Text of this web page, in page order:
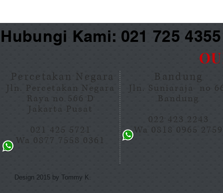
Kami: 021 725
Percetakan Negara
Jln. Percetakan Negara
Raya no 566 D
Jakarta Pusat
021 425 5721
Wa 0877 7558 0361
Bandung
Jln. Suniaraja no
Bandung
022 423 2243
Wa 0818 0965 2759
Design 2015 by Tommy K.